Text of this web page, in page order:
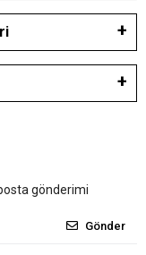
gönderimi
Gönder